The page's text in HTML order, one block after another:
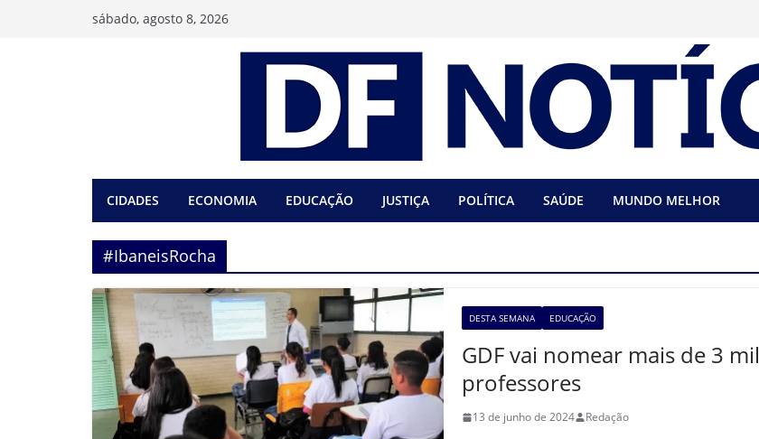
sábado, agosto 8, 2026
CIDADES ECONOMIA EDUCAÇÃO JUSTIÇA POLÍTICA SAÚDE MUNDO MELHOR
#IbaneisRocha
DESTA SEMANA EDUCAÇÃO
GDF vai nomear mais de 3 mil
professores
13 de junho de 2024 Redação